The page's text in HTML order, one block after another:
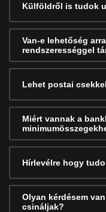
Külföldről is tudok
Van-e lehetőség
rendszerességgel
Lehet postai
Miért vannak a
Hírlevélre hogy
Olyan kérdésem
csináljak?